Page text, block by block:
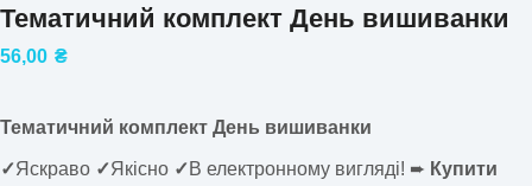
Тематичний комплект День вишиванки
56,00 ₴
Тематичний комплект День вишиванки
✓Яскраво ✓Якісно ✓В електронному вигляді! ➨ Купити